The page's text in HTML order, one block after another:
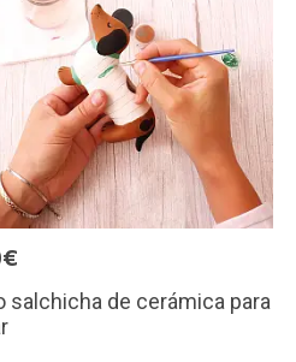
salchicha de cerámica para